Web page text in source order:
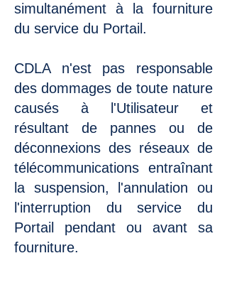
simultanément à la fourniture
du service du Portail.
CDLA n'est pas responsable
des dommages de toute nature
causés à l'Utilisateur et
résultant de pannes ou de
déconnexions des réseaux de
télécommunications entraînant
la suspension, l'annulation ou
l'interruption du service du
Portail pendant ou avant sa
fourniture.